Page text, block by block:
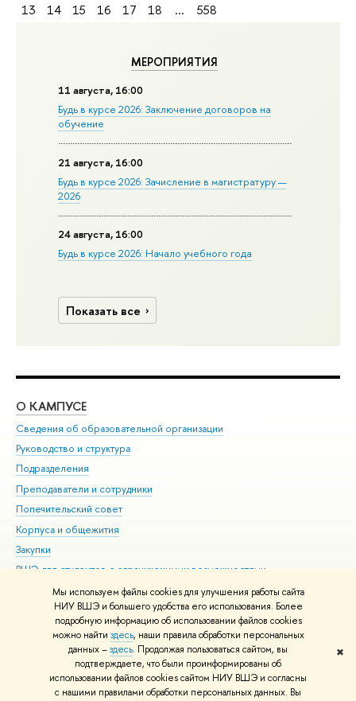
Мы используем файлы cookies для улучшения работы сайта
НИУ ВШЭ и большего удобства его использования. Более
подробную информацию об использовании файлов cookies
можно найти здесь, наши правила обработки персональных
данных –здесь. Продолжая пользоваться сайтом, вы
подтверждаете, что были проинформированы об
использовании файлов cookies сайтом НИУ ВШЭ и согласны
с нашими правилами обработки персональных данных. Вы
✖
МЕРОПРИЯТИЯ
11 августа, 16:00
Будь в курсе 2026: Заключение договоров на
обучение
21 августа, 16:00
Будь в курсе 2026: Зачисление в магистратуру —
2026
24 августа, 16:00
Будь в курсе 2026: Начало учебного года
Показать все
13
14 15 16 17 18 ... 558
О КАМПУСЕ
Сведения об образовательной организации
Руководство и структура
Подразделения
Преподаватели и сотрудники
Попечительский совет
Корпуса и общежития
Закупки
ВШЭ для студентов с ограниченными возможностями
здоровья и инвалидностью
Версия для слабовидящих
Единая платежная страница
© НИУ ВШЭ 1993–2026 Адреса и контакты Условия использования
материалов Политика конфиденциальности Карта сайта